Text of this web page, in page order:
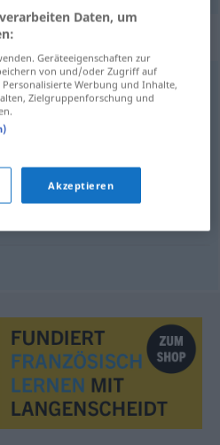
"anleiern"
,entfachen,anfangen
(ugs.),bereiten
Daten, um
Geräteeigenschaften zur
von und/oder Zugriff auf
Werbung und Inhalte,
Zielgruppenforschung und
Akzeptieren